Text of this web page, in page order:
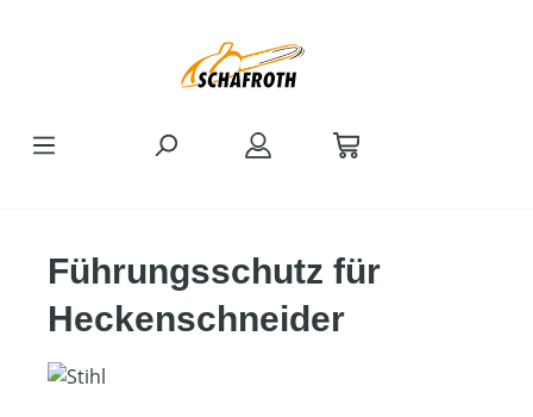
Führungsschutz für
Heckenschneider